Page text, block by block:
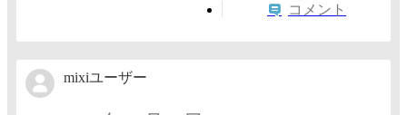
コメント
mixiユーザー